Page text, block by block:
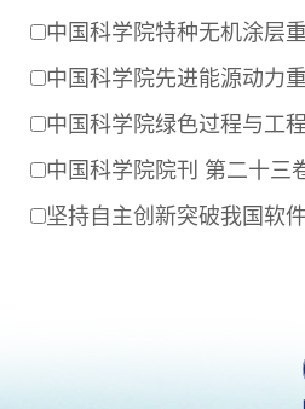
中国科学院特种无机涂层
中国科学院先进能源动力
中国科学院绿色过程与工
中国科学院院刊 第二十三
坚持自主创新突破我国软